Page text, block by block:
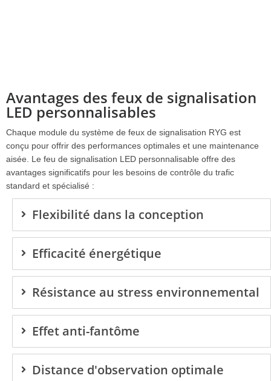
Avantages des feux de signalisation
LED personnalisables
Chaque module du système de feux de signalisation RYG est
conçu pour offrir des performances optimales et une maintenance
aisée. Le feu de signalisation LED personnalisable offre des
avantages significatifs pour les besoins de contrôle du trafic
standard et spécialisé :
Flexibilité dans la conception
Efficacité énergétique
Résistance au stress environnemental
Effet anti-fantôme
Distance d'observation optimale